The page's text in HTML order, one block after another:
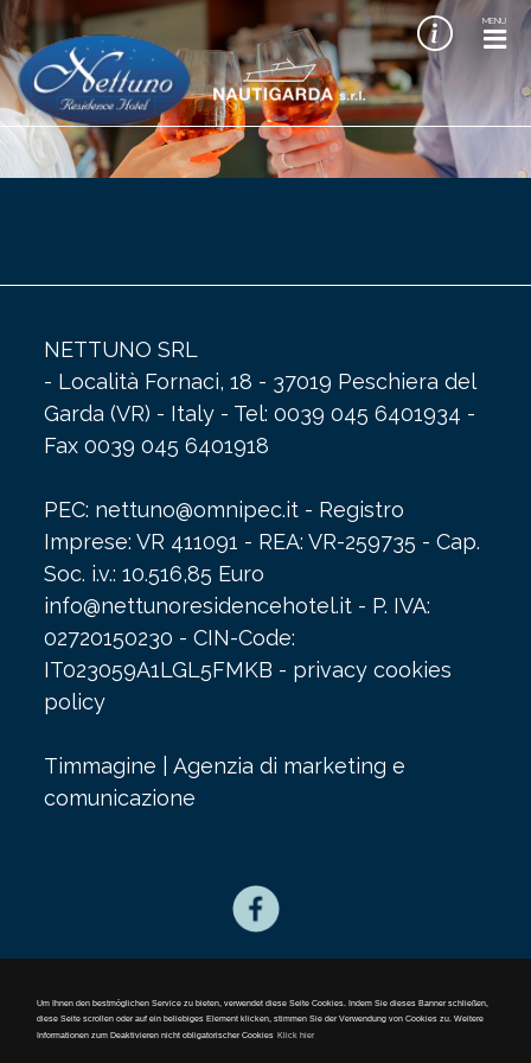
Um Ihnen den bestmöglichen Service zu bieten, verwendet diese Seite Cookies. Indem Sie dieses Banner schließen,
diese Seite scrollen oder auf ein beliebiges Element klicken, stimmen Sie der Verwendung von Cookies zu. Weitere
Informationen zum Deaktivieren nicht obligatorischer Cookies Klick hier
MENU
NETTUNO SRL
- Località Fornaci, 18 - 37019 Peschiera del
Garda (VR) - Italy - Tel: 0039 045 6401934 -
Fax 0039 045 6401918
PEC: nettuno@omnipec.it - Registro
Imprese: VR 411091 - REA: VR-259735 - Cap.
Soc. i.v.: 10.516,85 Euro
info@nettunoresidencehotel.it - P. IVA:
02720150230 - CIN-Code:
IT023059A1LGL5FMKB - privacy cookies
policy
Timmagine | Agenzia di marketing e
comunicazione